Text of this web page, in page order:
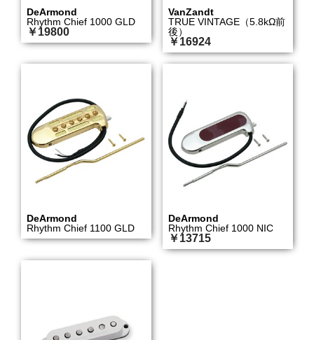
DeArmond
Rhythm Chief 1000 GLD
￥19800
VanZandt
TRUE VINTAGE（5.8kΩ前
後）
￥16924
DeArmond
Rhythm Chief 1100 GLD
DeArmond
Rhythm Chief 1000 NIC
￥13715